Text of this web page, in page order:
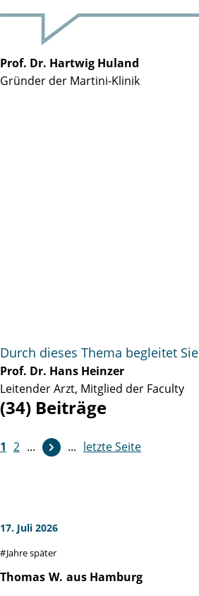
Prof. Dr. Hartwig Huland
Gründer der Martini-Klinik
Durch dieses Thema begleitet Sie
Prof. Dr. Hans Heinzer
Leitender Arzt, Mitglied der Faculty
(34) Beiträge
1 2 ... ... letzte Seite
17. Juli 2026
Jahre später
Thomas W. aus Hamburg